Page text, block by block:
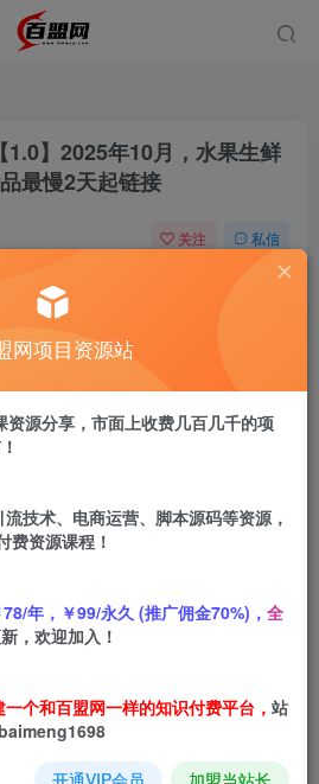
】2025年10月，水果生鲜
最慢2天起链接
关注 私信
盟币9.9
立即购买
2025年10月，​​水果生鲜最快2小时
网项目资源站
源分享，市面上收费几百几千的项
技术、电商运营、脚本源码等资源，
费资源课程！
78/年，￥99/永久 (推广佣金70%)， 全
，欢迎加入！
个和百盟网一样的知识付费平台， 站
开通VIP会员 加盟当站长